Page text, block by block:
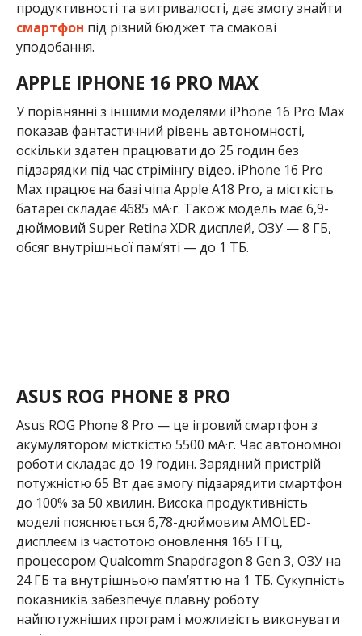
продуктивності та витривалості, дає змогу знайти
смартфон під різний бюджет та смакові
уподобання.
APPLE IPHONE 16 PRO MAX
У порівнянні з іншими моделями iPhone 16 Pro Max
показав фантастичний рівень автономності,
оскільки здатен працювати до 25 годин без
підзарядки під час стрімінгу відео. iPhone 16 Pro
Max працює на базі чіпа Apple A18 Pro, а місткість
батареї складає 4685 мА·г. Також модель має 6,9-
дюймовий Super Retina XDR дисплей, ОЗУ — 8 ГБ,
обсяг внутрішньої пам’яті — до 1 ТБ.
акумулятором місткістю 5500 мА·г. Час автономної
роботи складає до 19 годин. Зарядний пристрій
потужністю 65 Вт дає змогу підзарядити смартфон
до 100% за 50 хвилин. Висока продуктивність
моделі пояснюється 6,78-дюймовим AMOLED-
дисплеєм із частотою оновлення 165 ГГц,
процесором Qualcomm Snapdragon 8 Gen 3, ОЗУ на
24 ГБ та внутрішньою пам’яттю на 1 ТБ. Сукупність
показників забезпечує плавну роботу
найпотужніших програм і можливість виконувати
декілька завдань одночасно.
ASUS ZENFONE 11 ULTRA